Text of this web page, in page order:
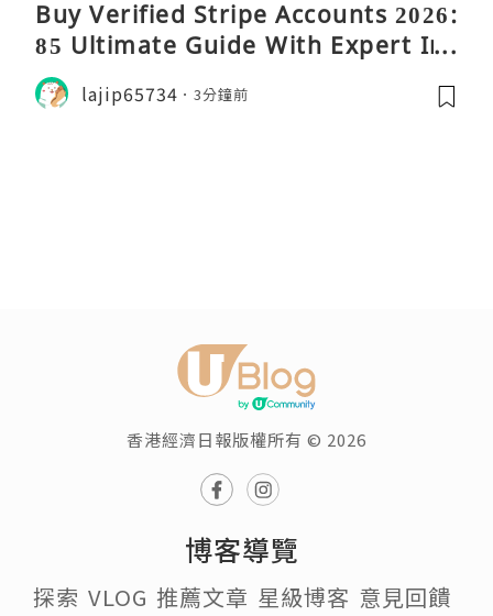
Buy Verified Stripe Accounts 2026:
85 Ultimate Guide With Expert Ins
ights
lajip65734 3分鐘前
香港經濟日報版權所有 © 2026
博客導覽
探索 VLOG 推薦文章 星級博客 意見回饋